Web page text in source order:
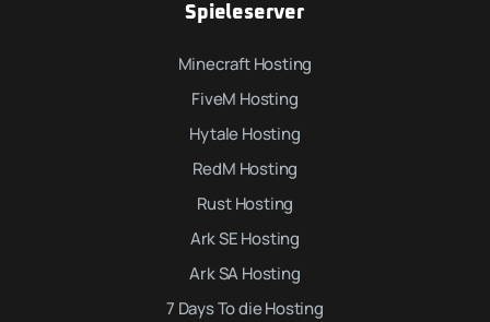
Spieleserver
Minecraft Hosting
FiveM Hosting
Hytale Hosting
RedM Hosting
Rust Hosting
Ark SE Hosting
Ark SA Hosting
7 Days To die Hosting